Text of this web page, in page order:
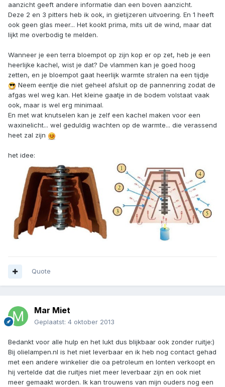
aanzicht geeft andere informatie dan een boven aanzicht.
Deze 2 en 3 pitters heb ik ook, in gietijzeren uitvoering. En 1 heeft
ook geen glas meer... Het kookt prima, mits uit de wind, maar dat
lijkt me overbodig te melden.
Wanneer je een terra bloempot op zijn kop er op zet, heb je een
heerlijke kachel, wist je dat? De vlammen kan je goed hoog
zetten, en je bloempot gaat heerlijk warmte stralen na een tijdje
Neem eentje die niet geheel afsluit op de pannenring zodat de
afgas wel weg kan. Het kleine gaatje in de bodem volstaat vaak
ook, maar is wel erg minimaal.
En met wat knutselen kan je zelf een kachel maken voor een
waxinelicht... wel geduldig wachten op de warmte... die verassend
heet zal zijn
het idee:
Quote
Mar Miet
Geplaatst: 4 oktober 2013
Bedankt voor alle hulp en het lukt dus blijkbaar ook zonder ruitje:)
Bij olielampen.nl is het niet leverbaar en ik heb nog contact gehad
met een andere winkelier die oa petroleum en lonten verkoopt en
hij vertelde dat die ruitjes niet meer leverbaar zijn en ook niet
meer gemaakt worden. Ik kan trouwens van mijn ouders nog een